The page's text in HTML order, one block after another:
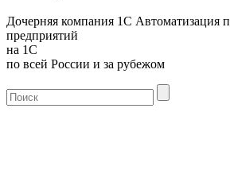
Дочерняя компания 1С Автоматизация
предприятий
на 1С
по всей России и за рубежом